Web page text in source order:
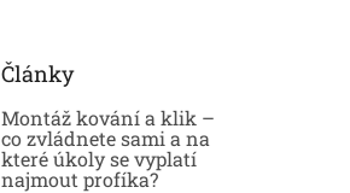
Články
Montáž kování a klik –
co zvládnete sami a na
které úkoly se vyplatí
najmout profíka?